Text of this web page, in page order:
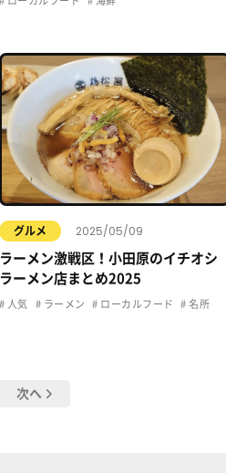
グルメ 2025/05/09
ラーメン激戦区！小田原のイチオシ
ラーメン店まとめ2025
人気 ラーメン ローカルフード 名所
次へ